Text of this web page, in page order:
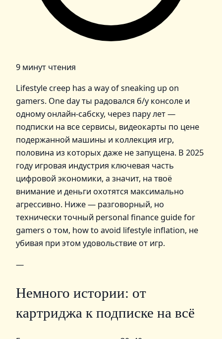
9 минут чтения
Lifestyle creep has a way of sneaking up on
gamers. One day ты радовался б/у консоле и
одному онлайн-сабску, через пару лет —
подписки на все сервисы, видеокарты по цене
подержанной машины и коллекция игр,
половина из которых даже не запущена. В 2025
году игровая индустрия ключевая часть
цифровой экономики, а значит, на твоё
внимание и деньги охотятся максимально
агрессивно. Ниже — разговорный, но
технически точный personal finance guide for
gamers о том, how to avoid lifestyle inflation, не
убивая при этом удовольствие от игр.
—
Немного истории: от
картриджа к подписке на всё